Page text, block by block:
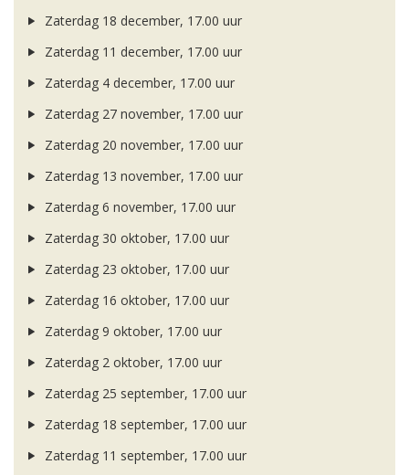
Zaterdag 18 december, 17.00 uur
Zaterdag 11 december, 17.00 uur
Zaterdag 4 december, 17.00 uur
Zaterdag 27 november, 17.00 uur
Zaterdag 20 november, 17.00 uur
Zaterdag 13 november, 17.00 uur
Zaterdag 6 november, 17.00 uur
Zaterdag 30 oktober, 17.00 uur
Zaterdag 23 oktober, 17.00 uur
Zaterdag 16 oktober, 17.00 uur
Zaterdag 9 oktober, 17.00 uur
Zaterdag 2 oktober, 17.00 uur
Zaterdag 25 september, 17.00 uur
Zaterdag 18 september, 17.00 uur
Zaterdag 11 september, 17.00 uur